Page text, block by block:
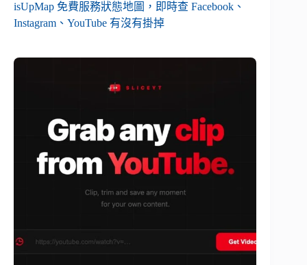
isUpMap 免費服務狀態地圖，即時查 Facebook、
Instagram、YouTube 有沒有掛掉